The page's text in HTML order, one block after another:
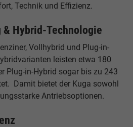
Technik und Effizienz.
Hybrid-Technologie
Vollhybrid und Plug-in-
leisten etwa 180
Plug-in-Hybrid sogar bis zu 243
Damit bietet der Kuga sowohl
Antriebsoptionen.